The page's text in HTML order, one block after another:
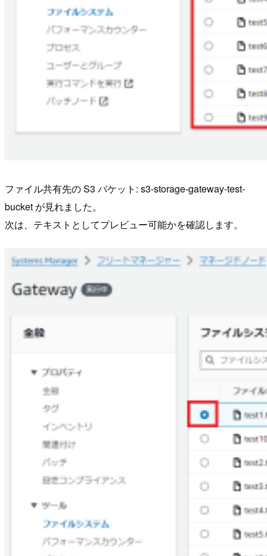
ファイル共有先の S3 バケット: s3-storage-gateway-test-
bucket が見れました。
次は、テキストとしてプレビュー可能かを確認します。